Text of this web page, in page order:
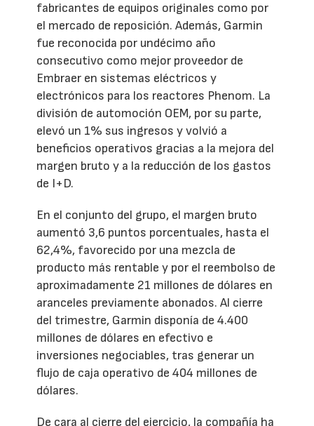
fabricantes de equipos originales como por
el mercado de reposición. Además, Garmin
fue reconocida por undécimo año
consecutivo como mejor proveedor de
Embraer en sistemas eléctricos y
electrónicos para los reactores Phenom. La
división de automoción OEM, por su parte,
elevó un 1% sus ingresos y volvió a
beneficios operativos gracias a la mejora del
margen bruto y a la reducción de los gastos
de I+D.
En el conjunto del grupo, el margen bruto
aumentó 3,6 puntos porcentuales, hasta el
62,4%, favorecido por una mezcla de
producto más rentable y por el reembolso de
aproximadamente 21 millones de dólares en
aranceles previamente abonados. Al cierre
del trimestre, Garmin disponía de 4.400
millones de dólares en efectivo e
inversiones negociables, tras generar un
flujo de caja operativo de 404 millones de
dólares.
De cara al cierre del ejercicio, la compañía ha